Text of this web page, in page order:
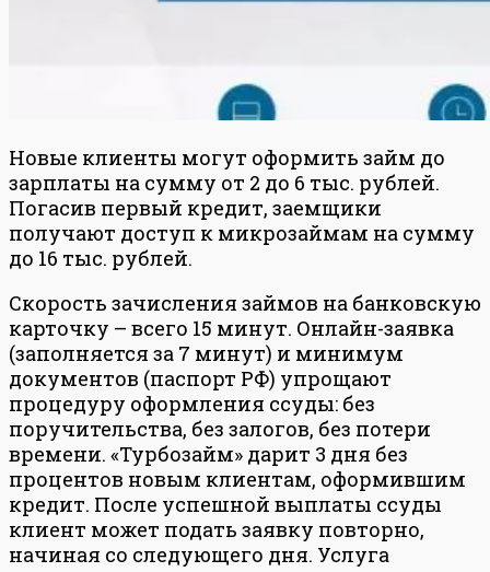
Новые клиенты могут оформить займ до
зарплаты на сумму от 2 до 6 тыс. рублей.
Погасив первый кредит, заемщики
получают доступ к микрозаймам на сумму
до 16 тыс. рублей.
Скорость зачисления займов на банковскую
карточку – всего 15 минут. Онлайн-заявка
(заполняется за 7 минут) и минимум
документов (паспорт РФ) упрощают
процедуру оформления ссуды: без
поручительства, без залогов, без потери
времени. «Турбозайм» дарит 3 дня без
процентов новым клиентам, оформившим
кредит. После успешной выплаты ссуды
клиент может подать заявку повторно,
начиная со следующего дня. Услуга